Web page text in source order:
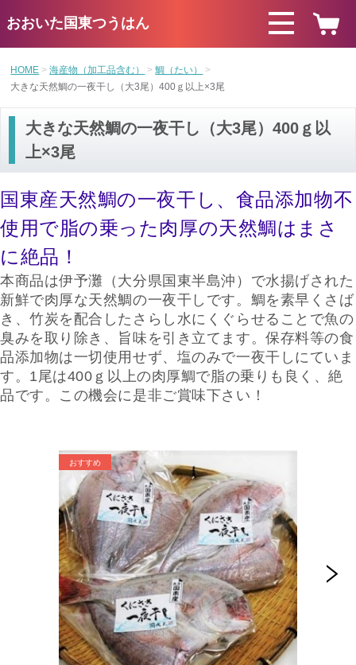
おおいた国東つうはん
HOME 海産物（加工品含む）
鯛（たい）
大きな天然鯛の一夜干し（大3尾）400ｇ以上×3尾
大きな天然鯛の一夜干し（大3尾）400ｇ以
上×3尾
国東産天然鯛の一夜干し、 食品添加物不
使用で脂の乗った肉厚の天然鯛はまさ
に絶品！
本商品は伊予灘（大分県国東半島沖）で水揚げされた
新鮮で肉厚な天然鯛の一夜干しです。鯛を素早くさば
き、竹炭を配合したさらし水にくぐらせることで魚の
臭みを取り除き、旨味を引き立てます。保存料等の食
品添加物は一切使用せず、塩のみで一夜干しにていま
す。1尾は400ｇ以上の肉厚鯛で脂の乗りも良く、絶
品です。 この機会に是非ご賞味下さい！